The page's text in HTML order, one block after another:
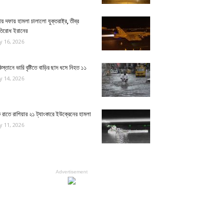
দফায় হামলা চালালো যুক্তরাষ্ট্র, তীব্র
ইরানের
16, 2026
ভারি বৃষ্টিতে বাড়ির ছাদ ধসে নিহত ১১
14, 2026
রাশিয়ার ২১ ট্যাংকারে ইউক্রেনের হামলা
11, 2026
Advertisement